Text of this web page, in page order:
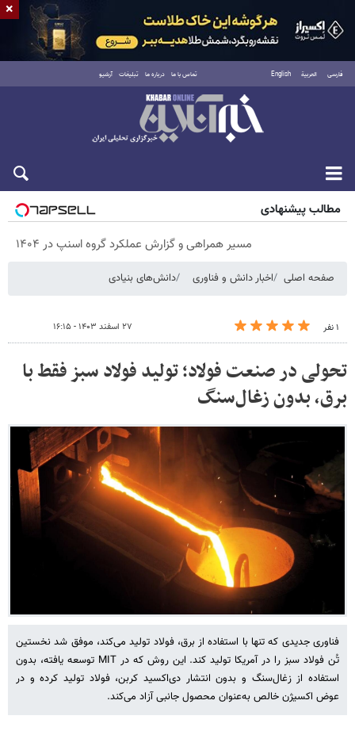
فارسی العربية English تماس با ما درباره ما تبلیغات آرشیو
پنجشنبه ۱۵ مرداد ۱۴۰۵
مطالب پیشنهادی
مسیر همراهی و گزارش عملکرد گروه اسنپ در ۱۴۰۴
صفحه اصلی اخبار دانش و فناوری دانش‌های بنیادی
۱ نفر ۲۷ اسفند ۱۴۰۳ - ۱۶:۱۵
تحولی در صنعت فولاد؛ تولید فولاد سبز فقط با
برق، بدون زغال‌سنگ
فناوری جدیدی که تنها با استفاده از برق، فولاد تولید می‌کند، موفق شد نخستین
تُن فولاد سبز را در آمریکا تولید کند. این روش که در MIT توسعه یافته، بدون
استفاده از زغال‌سنگ و بدون انتشار دی‌اکسید کربن، فولاد تولید کرده و در
عوض اکسیژن خالص به‌عنوان محصول جانبی آزاد می‌کند.
×